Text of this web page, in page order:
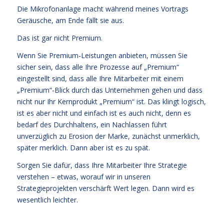
Die Mikrofonanlage macht während meines Vortrags
Geräusche, am Ende fällt sie aus.
Das ist gar nicht Premium.
Wenn Sie Premium-Leistungen anbieten, müssen Sie
sicher sein, dass alle Ihre Prozesse auf „Premium“
eingestellt sind, dass alle Ihre Mitarbeiter mit einem
„Premium“-Blick durch das Unternehmen gehen und dass
nicht nur Ihr Kernprodukt „Premium“ ist. Das klingt logisch,
ist es aber nicht und einfach ist es auch nicht, denn es
bedarf des Durchhaltens, ein Nachlassen führt
unverzüglich zu Erosion der Marke, zunächst unmerklich,
später merklich. Dann aber ist es zu spät.
Sorgen Sie dafür, dass Ihre Mitarbeiter Ihre Strategie
verstehen – etwas, worauf wir in unseren
Strategieprojekten verschärft Wert legen. Dann wird es
wesentlich leichter.